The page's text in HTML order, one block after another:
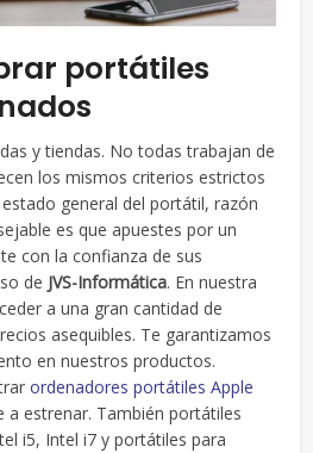
portátiles
y tiendas. No todas trabajan de
los mismos criterios estrictos
general del portátil, razón
es que apuestes por un
con la confianza de sus
de JVS-Informática. En nuestra
a una gran cantidad de
asequibles. Te garantizamos
en nuestros productos.
ordenadores portátiles Apple
a estrenar. También portátiles
i5, Intel i7 y portátiles para